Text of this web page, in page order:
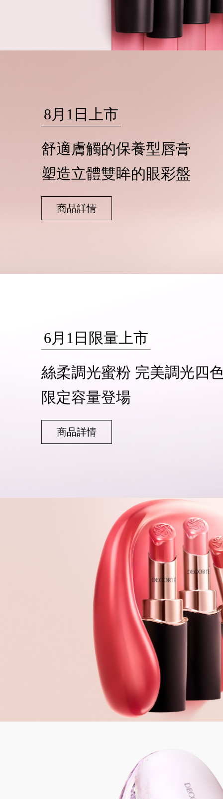
8月1日上市
舒適膚觸的保養型唇膏
塑造立體雙眸的眼彩盤
商品詳情
6月1日限量上市
絲柔調光蜜粉 完美調光四
限定容量登場
商品詳情